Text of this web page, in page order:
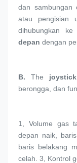
dan sambungan
atau pengisian
dihubungkan
depan dengan
B. The
berongga, dan
1, Volume gas
depan naik,
baris belakang
celah. 3, Kontrol